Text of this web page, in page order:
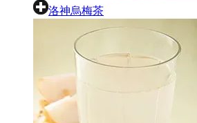
洛神烏梅茶